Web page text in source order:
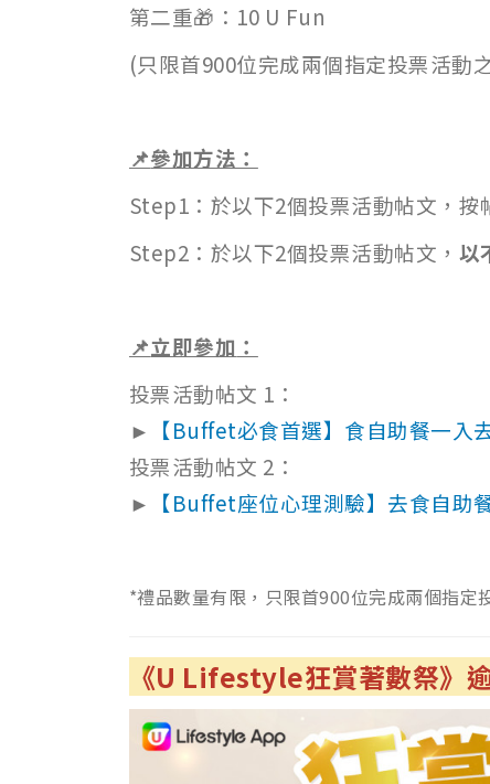
第二重🎁：10 U Fun
(只限首900位完成兩個指定投票活動
📌參加方法：
Step1：於以下2個投票活動帖文，按
Step2：於以下2個投票活動帖文， 以
📌立即參加 ：
投票活動帖文 1：
► 【Buffet必食首選】食自助餐一入
投票活動帖文 2：
► 【Buffet座位心理測驗】去食自助
*禮品數量有限， 只限首900位完成兩個指定
《U Lifestyle狂賞著數祭》